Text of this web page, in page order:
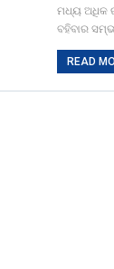
ମଧ୍ୟ ଅଧିକ
ବହିବାର
READ